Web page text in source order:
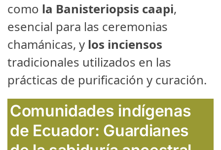
como la Banisteriopsis caapi,
esencial para las ceremonias
chamánicas, y los inciensos
tradicionales utilizados en las
prácticas de purificación y curación.
Comunidades indígenas
de Ecuador: Guardianes